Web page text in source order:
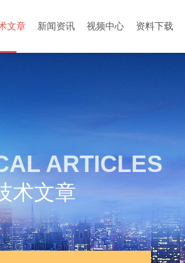
文章 新闻资讯 视频中心 资料下载
ARTICLES
术文章